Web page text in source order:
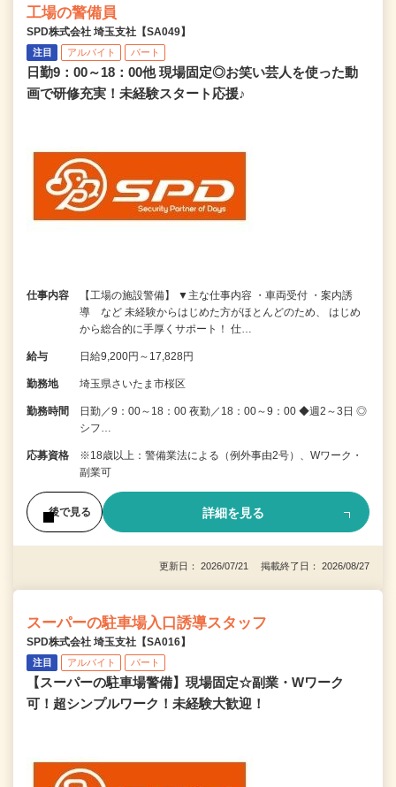
工場の警備員
SPD株式会社 埼玉支社【SA049】
注目 アルバイト パート
日勤9：00～18：00他 現場固定◎お笑い芸人を使った動
画で研修充実！未経験スタート応援♪
仕事内容
【工場の施設警備】 ▼主な仕事内容 ・車両受付 ・案内誘
導 など 未経験からはじめた方がほとんどのため、 はじめ
から総合的に手厚くサポート！ 仕…
給与 日給9,200円～17,828円
勤務地 埼玉県さいたま市桜区
勤務時間
日勤／9：00～18：00 夜勤／18：00～9：00 ◆週2～3日 ◎
シフ…
応募資格
※18歳以上：警備業法による（例外事由2号）、Wワーク・
副業可
後で見る 詳細を見る
更新日： 2026/07/21 掲載終了日： 2026/08/27
スーパーの駐車場入口誘導スタッフ
SPD株式会社 埼玉支社【SA016】
注目 アルバイト パート
【スーパーの駐車場警備】現場固定☆副業・Wワーク
可！超シンプルワーク！未経験大歓迎！